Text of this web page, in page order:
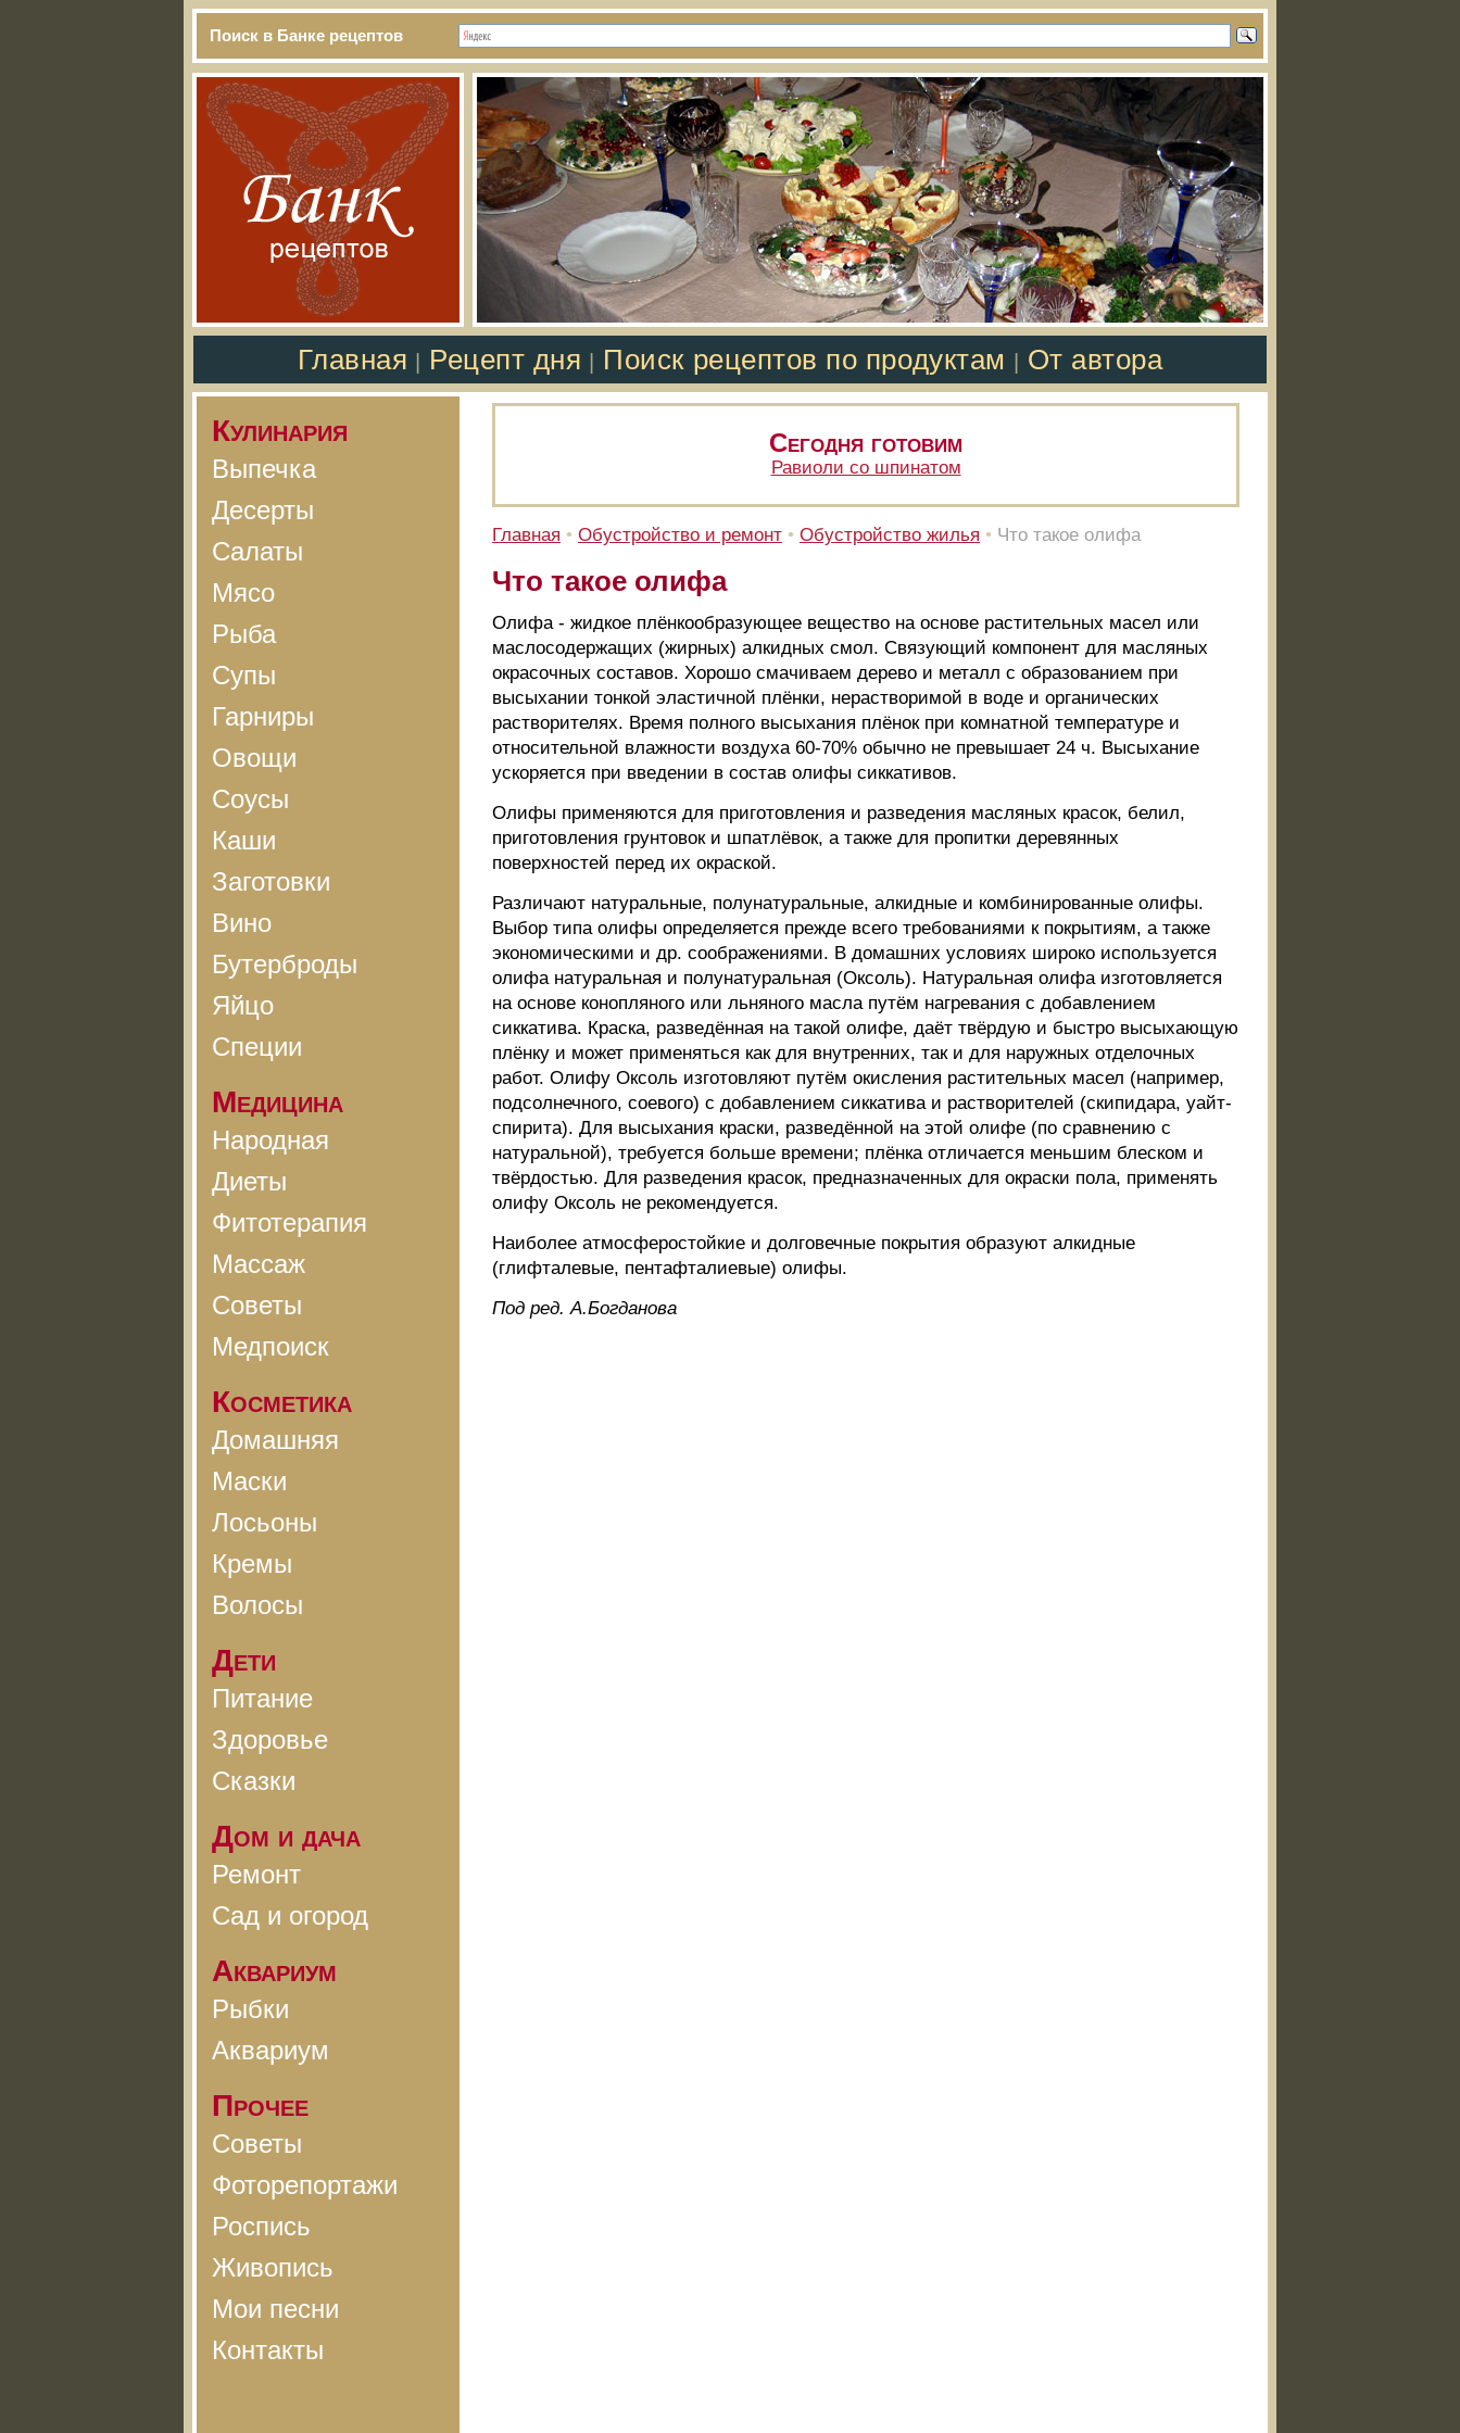
Поиск в Банке рецептов
Главная Рецепт дня Поиск рецептов по продуктам От автора
Кулинария
Выпечка
Десерты
Салаты
Мясо
Рыба
Супы
Гарниры
Овощи
Соусы
Каши
Заготовки
Вино
Бутерброды
Яйцо
Специи
Медицина
Народная
Диеты
Фитотерапия
Массаж
Советы
Медпоиск
Косметика
Домашняя
Маски
Лосьоны
Кремы
Волосы
Дети
Питание
Здоровье
Сказки
Дом и дача
Ремонт
Сад и огород
Аквариум
Рыбки
Аквариум
Прочее
Советы
Фоторепортажи
Роспись
Живопись
Мои песни
Контакты
Сегодня готовим
Равиоли со шпинатом
Главная • Обустройство и ремонт • Обустройство жилья • Что такое олифа
Что такое олифа
Олифа - жидкое плёнкообразующее вещество на основе растительных масел или
маслосодержащих (жирных) алкидных смол. Связующий компонент для масляных
окрасочных составов. Хорошо смачиваем дерево и металл с образованием при
высыхании тонкой эластичной плёнки, нерастворимой в воде и органических
растворителях. Время полного высыхания плёнок при комнатной температуре и
относительной влажности воздуха 60-70% обычно не превышает 24 ч. Высыхание
ускоряется при введении в состав олифы сиккативов.
Олифы применяются для приготовления и разведения масляных красок, белил,
приготовления грунтовок и шпатлёвок, а также для пропитки деревянных
поверхностей перед их окраской.
Различают натуральные, полунатуральные, алкидные и комбинированные олифы.
Выбор типа олифы определяется прежде всего требованиями к покрытиям, а также
экономическими и др. соображениями. В домашних условиях широко используется
олифа натуральная и полунатуральная (Оксоль). Натуральная олифа изготовляется
на основе конопляного или льняного масла путём нагревания с добавлением
сиккатива. Краска, разведённая на такой олифе, даёт твёрдую и быстро высыхающую
плёнку и может применяться как для внутренних, так и для наружных отделочных
работ. Олифу Оксоль изготовляют путём окисления растительных масел (например,
подсолнечного, соевого) с добавлением сиккатива и растворителей (скипидара, уайт-
спирита). Для высыхания краски, разведённой на этой олифе (по сравнению с
натуральной), требуется больше времени; плёнка отличается меньшим блеском и
твёрдостью. Для разведения красок, предназначенных для окраски пола, применять
олифу Оксоль не рекомендуется.
Наиболее атмосферостойкие и долговечные покрытия образуют алкидные
(глифталевые, пентафталиевые) олифы.
Под ред. А.Богданова